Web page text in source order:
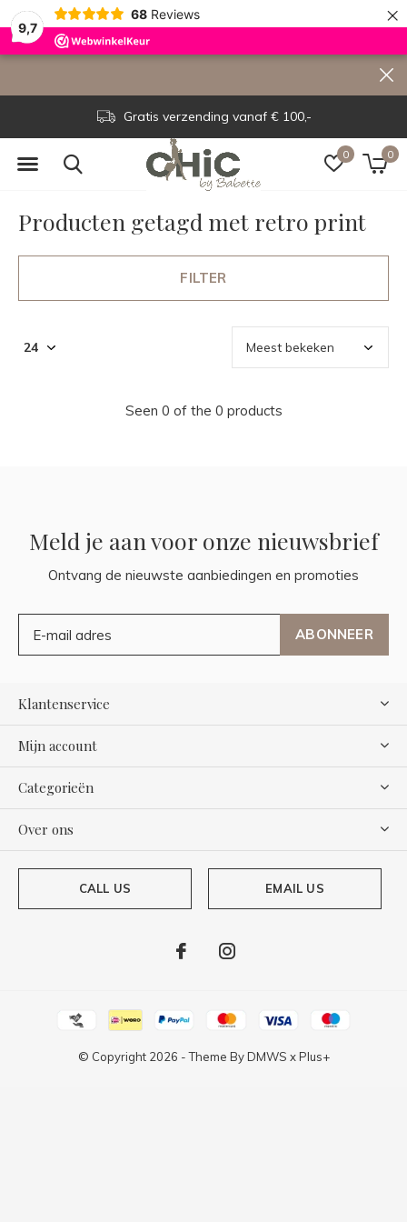
9,7
68 Reviews ×
0 0
Gratis verzending vanaf € 100,-
Producten getagd met retro print
FILTER
Seen 0 of the 0 products
Meld je aan voor onze nieuwsbrief
Ontvang de nieuwste aanbiedingen en promoties
ABONNEER
Klantenservice
Mijn account
Categorieën
Over ons
CALL US EMAIL US
© Copyright 2026 - Theme ByDMWS xPlus+